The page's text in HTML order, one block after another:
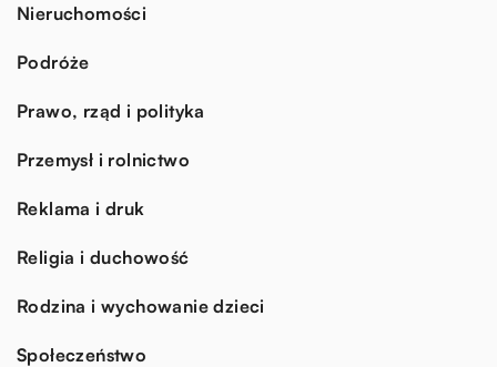
Nieruchomości
Podróże
Prawo, rząd i polityka
Przemysł i rolnictwo
Reklama i druk
Religia i duchowość
Rodzina i wychowanie dzieci
Społeczeństwo